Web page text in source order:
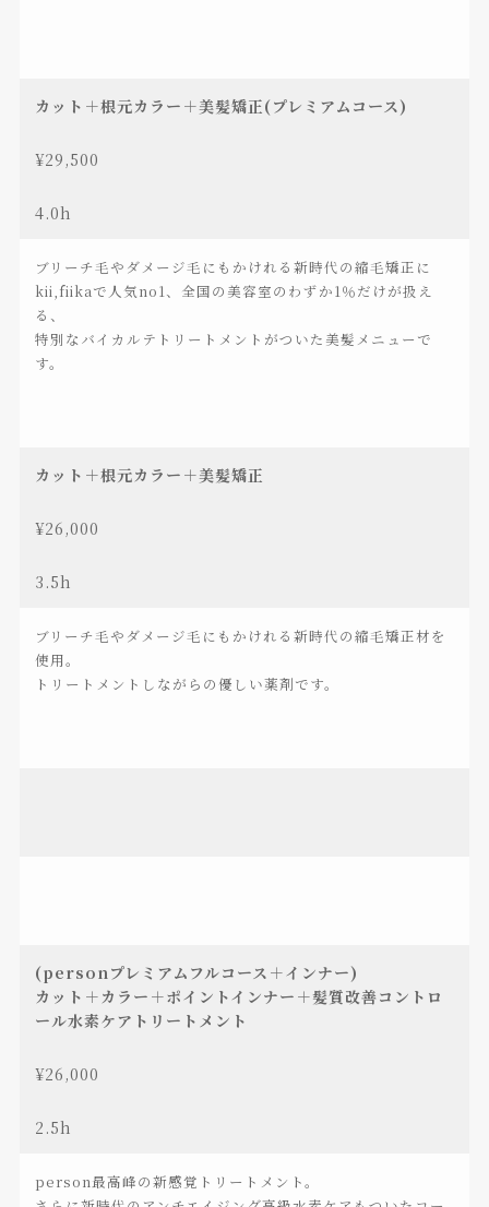
カット＋根元カラー＋美髪矯正(プレミアムコース)
¥29,500
4.0h
ブリーチ毛やダメージ毛にもかけれる新時代の縮毛矯正に
kii,fiikaで人気no1、全国の美容室のわずか1％だけが扱え
る、
特別なバイカルテトリートメントがついた美髪メニューで
す。
カット＋根元カラー＋美髪矯正
¥26,000
3.5h
ブリーチ毛やダメージ毛にもかけれる新時代の縮毛矯正材を
使用。
トリートメントしながらの優しい薬剤です。
(personプレミアムフルコース＋インナー)
カット＋カラー＋ポイントインナー＋髪質改善コントロ
ール水素ケアトリートメント
¥26,000
2.5h
person最高峰の新感覚トリートメント。